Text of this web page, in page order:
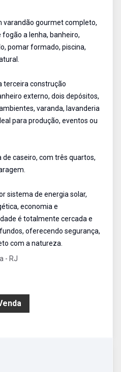
varandão gourmet completo,
a lenha, banheiro,
pomar formado, piscina,
terceira construção
externo, dois depósitos,
varanda, lavanderia
para produção, eventos ou
caseiro, com três quartos,
sistema de energia solar,
economia e
é totalmente cercada e
oferecendo segurança,
com a natureza.
- RJ